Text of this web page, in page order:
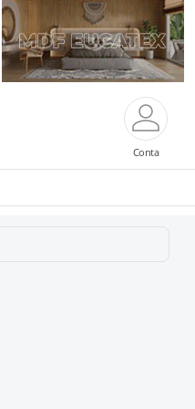
Conta